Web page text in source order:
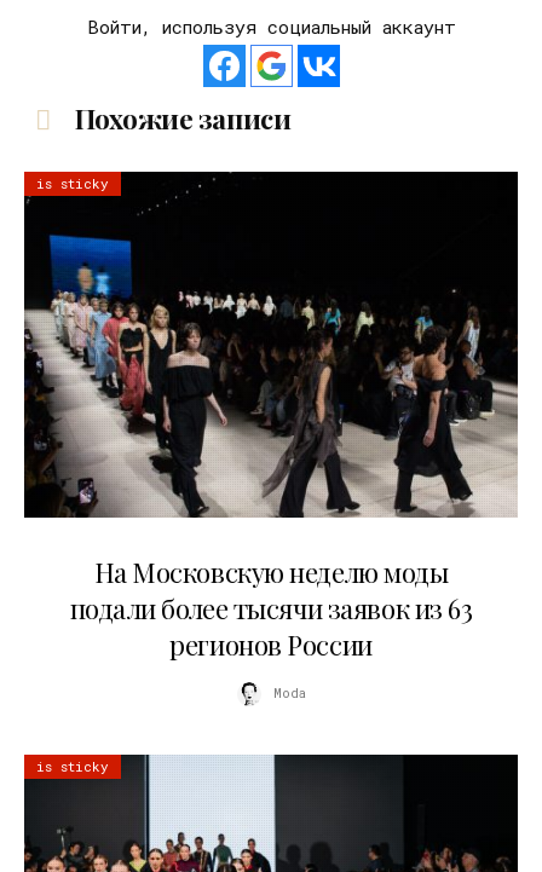
Войти, используя социальный аккаунт
Похожие записи
is sticky
На Московскую неделю моды
подали более тысячи заявок из 63
регионов России
Moda
is sticky